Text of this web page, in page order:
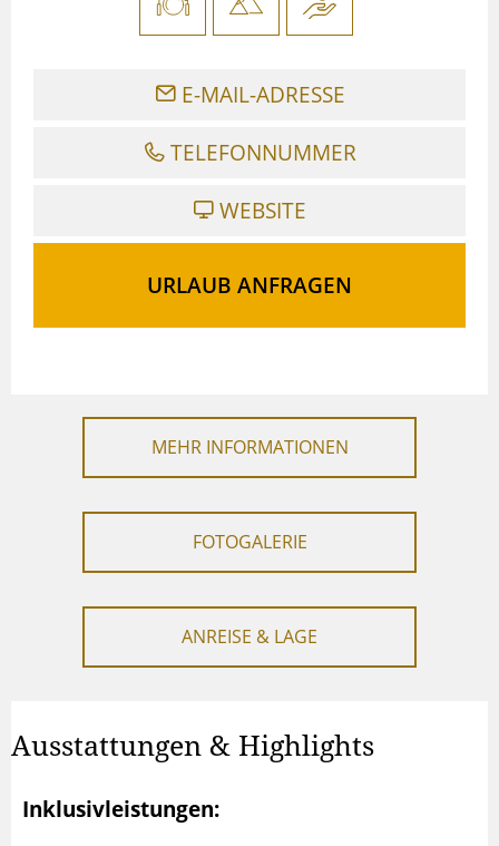
E-MAIL-ADRESSE
TELEFONNUMMER
WEBSITE
URLAUB ANFRAGEN
MEHR INFORMATIONEN
FOTOGALERIE
ANREISE & LAGE
Ausstattungen & Highlights
Inklusivleistungen: